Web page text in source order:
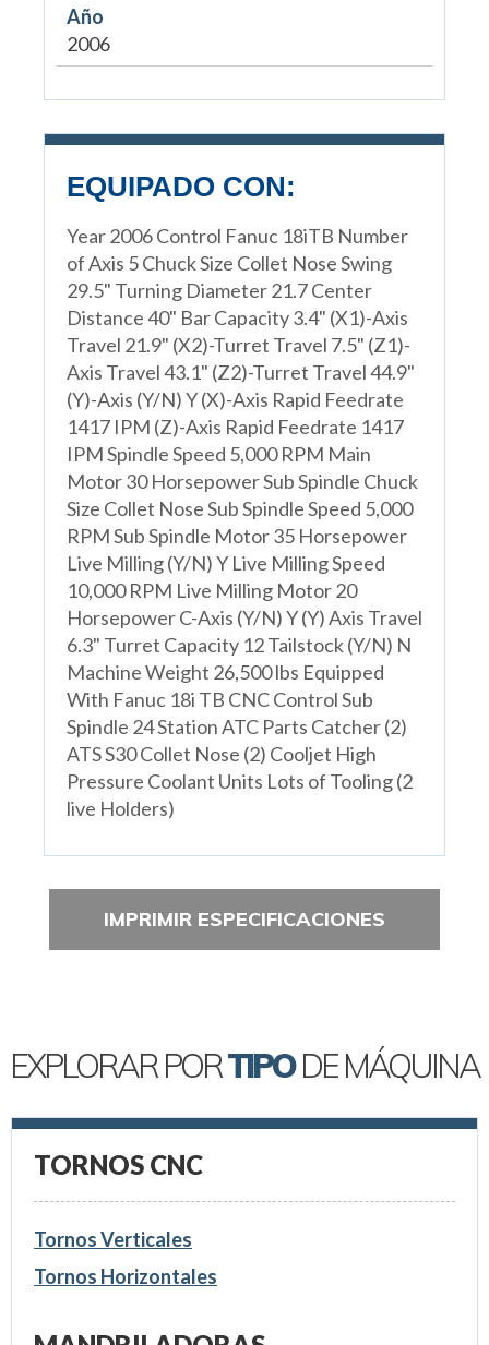
Año
2006
EQUIPADO CON:
Year 2006 Control Fanuc 18iTB Number
of Axis 5 Chuck Size Collet Nose Swing
29.5" Turning Diameter 21.7 Center
Distance 40" Bar Capacity 3.4" (X1)-Axis
Travel 21.9" (X2)-Turret Travel 7.5" (Z1)-
Axis Travel 43.1" (Z2)-Turret Travel 44.9"
(Y)-Axis (Y/N) Y (X)-Axis Rapid Feedrate
1417 IPM (Z)-Axis Rapid Feedrate 1417
IPM Spindle Speed 5,000 RPM Main
Motor 30 Horsepower Sub Spindle Chuck
Size Collet Nose Sub Spindle Speed 5,000
RPM Sub Spindle Motor 35 Horsepower
Live Milling (Y/N) Y Live Milling Speed
10,000 RPM Live Milling Motor 20
Horsepower C-Axis (Y/N) Y (Y) Axis Travel
6.3" Turret Capacity 12 Tailstock (Y/N) N
Machine Weight 26,500 lbs Equipped
With Fanuc 18i TB CNC Control Sub
Spindle 24 Station ATC Parts Catcher (2)
ATS S30 Collet Nose (2) Cooljet High
Pressure Coolant Units Lots of Tooling (2
live Holders)
IMPRIMIR ESPECIFICACIONES
EXPLORAR PORTIPODE MÁQUINA
TORNOS CNC
Tornos Verticales
Tornos Horizontales